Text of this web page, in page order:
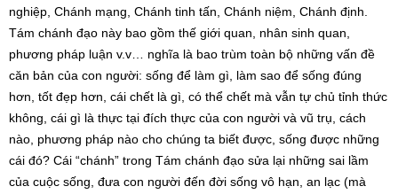
nghiệp, Chánh mạng, Chánh tinh tấn, Chánh niệm, Chánh định.
Tám chánh đạo này bao gồm thế giới quan, nhân sinh quan,
phương pháp luận v.v… nghĩa là bao trùm toàn bộ những vấn đề
căn bản của con người: sống để làm gì, làm sao để sống đúng
hơn, tốt đẹp hơn, cái chết là gì, có thể chết mà vẫn tự chủ tỉnh thức
không, cái gì là thực tại đích thực của con người và vũ trụ, cách
nào, phương pháp nào cho chúng ta biết được, sống được những
cái đó? Cái “chánh” trong Tám chánh đạo sửa lại những sai lầm
của cuộc sống, đưa con người đến đời sống vô hạn, an lạc (mà